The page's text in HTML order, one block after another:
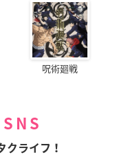
呪術廻戦
クライフ！